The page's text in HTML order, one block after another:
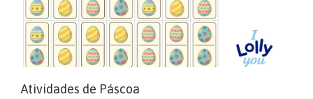
Atividades de Páscoa